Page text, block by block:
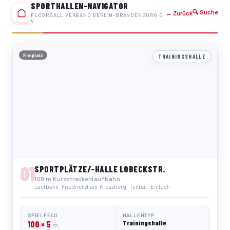
SPORTHALLEN-NAVIGATOR
FLOORBALL VERBAND BERLIN-BRANDENBURG E.
V.
← Zurück🔍 Suche
TRAININGSHALLE
Freiplatz
01SPORTPLÄTZE/-HALLE LOBECKSTR.
100 m Kurzstreckenlaufbahn
Laufbahn · Friedrichshain-Kreuzberg · Teilbar: Einfach
SPIELFELD
100 × 5 m
HALLENTYP
Trainingshalle